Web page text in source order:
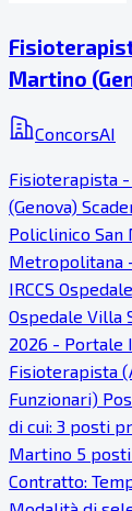
Martino
ConcorsAI
Fisioterapista -
(Genova)
Policlinico San
Metropolitana
IRCCS
Ospedale Villa
2026 - Portale
Fisioterapista
Funzionari)
di cui: 3 posti
Martino 5
Contratto: